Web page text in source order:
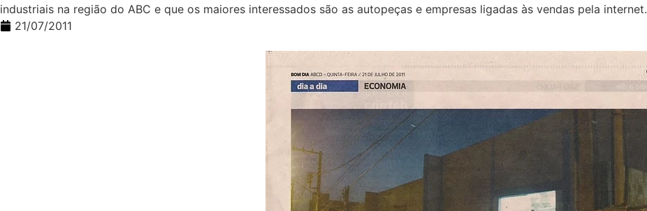
industriais na região do ABC e que os maiores interessados são as autopeças e empresas ligadas às vendas pela internet.
21/07/2011